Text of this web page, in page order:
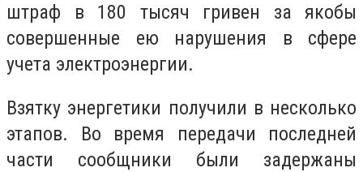
штраф в 180 тысяч гривен за якобы
совершенные ею нарушения в сфере
учета электроэнергии.
Взятку энергетики получили в несколько
этапов. Во время передачи последней
части сообщники были задержаны